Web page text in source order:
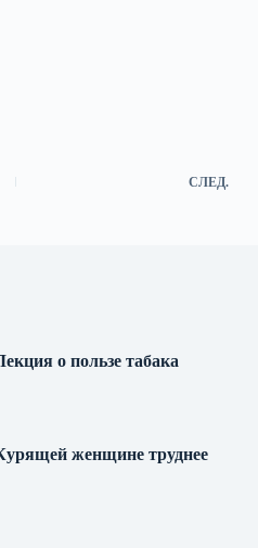
СЛЕД.
о пользе табака
женщине труднее